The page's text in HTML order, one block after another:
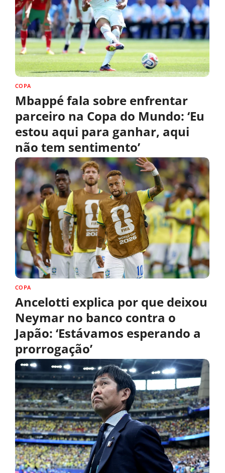
COPA
Mbappé fala sobre enfrentar
parceiro na Copa do Mundo: ‘Eu
estou aqui para ganhar, aqui
não tem sentimento’
COPA
Ancelotti explica por que deixou
Neymar no banco contra o
Japão: ‘Estávamos esperando a
prorrogação’